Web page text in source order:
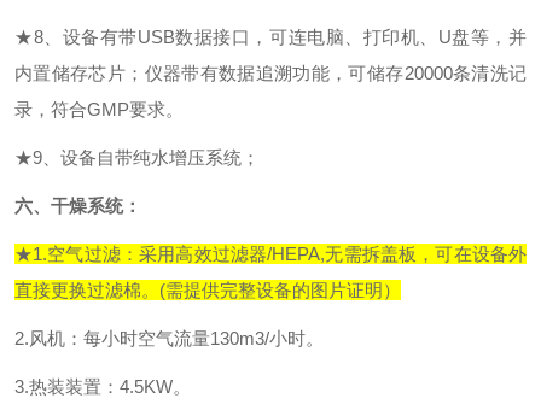
★8、 设备有带USB数据接口，可连电脑、打印机、U盘等，并
内置储存芯片 ； 仪器带有数据追溯功能，可储存20000条清洗记
录，符合GMP要求。
★9、设备自带纯水增压系统；
六、 干燥系统：
★1.空气过滤：采用高效过滤器/HEPA,无需拆盖板，可在设备外
直接更换过滤棉。 (需提供完整设备的图片证明）
2.风机：每小时空气流量130m3/小时。
3.热装装置： 4.5KW。